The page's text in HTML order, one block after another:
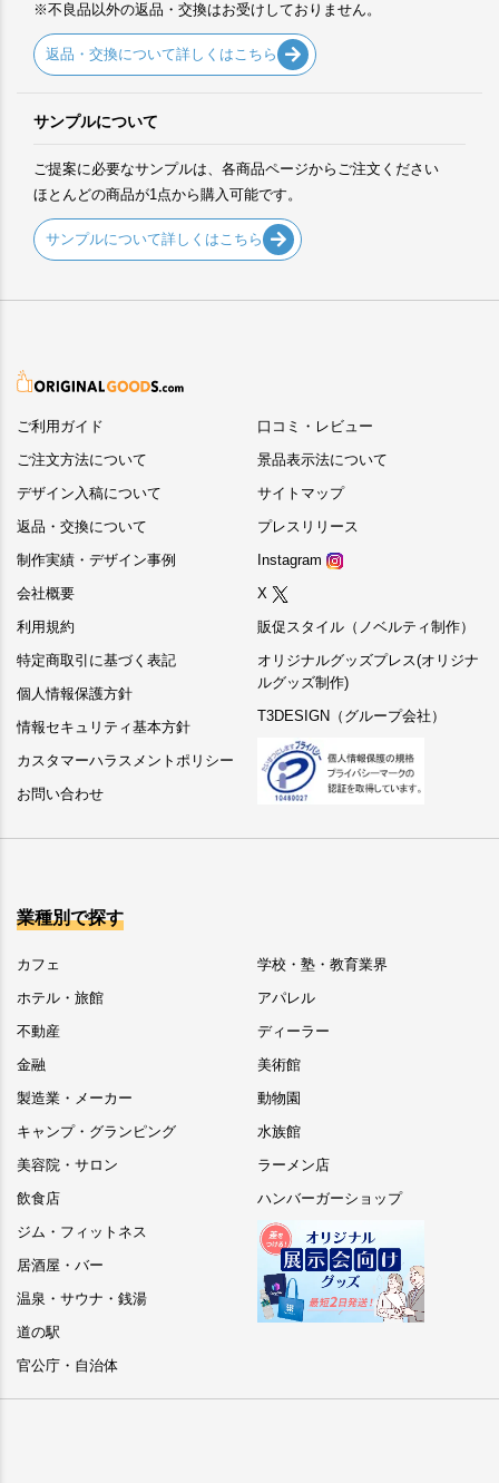
※不良品以外の返品・交換はお受けしておりません。
返品・交換について詳しくはこちら
サンプルについて
ご提案に必要なサンプルは、各商品ページからご注文ください
ほとんどの商品が1点から購入可能です。
サンプルについて詳しくはこちら
ご利用ガイド
ご注文方法について
デザイン入稿について
返品・交換について
制作実績・デザイン事例
会社概要
利用規約
特定商取引に基づく表記
個人情報保護方針
情報セキュリティ基本方針
カスタマーハラスメントポリシー
お問い合わせ
口コミ・レビュー
景品表示法について
サイトマップ
プレスリリース
Instagram
X
販促スタイル（ノベルティ制作）
オリジナルグッズプレス(オリジナ
ルグッズ制作)
T3DESIGN（グループ会社）
業種別で探す
カフェ
ホテル・旅館
不動産
金融
製造業・メーカー
キャンプ・グランピング
美容院・サロン
飲食店
ジム・フィットネス
居酒屋・バー
温泉・サウナ・銭湯
道の駅
官公庁・自治体
学校・塾・教育業界
アパレル
ディーラー
美術館
動物園
水族館
ラーメン店
ハンバーガーショップ